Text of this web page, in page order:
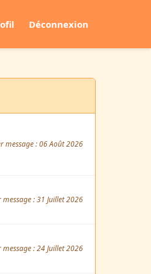
Déconnexion
message : 06 Août 2026
message : 31 Juillet 2026
message : 24 Juillet 2026